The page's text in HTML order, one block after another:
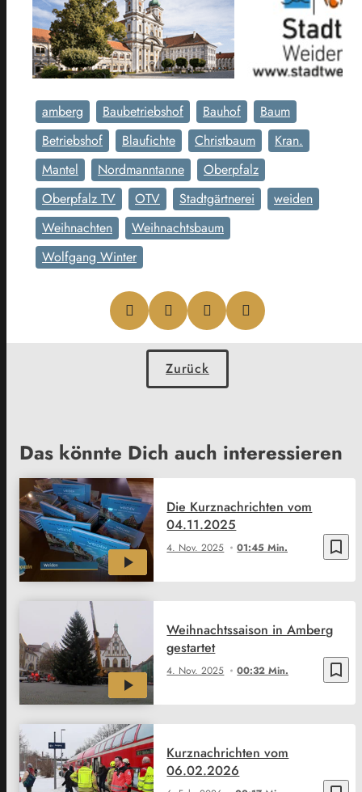
amberg Baubetriebshof Bauhof
Baum
Betriebshof
Blaufichte Christbaum
Kran.
Mantel
Nordmanntanne
Oberpfalz
Oberpfalz TV
OTV Stadtgärtnerei
weiden
Weihnachten
Weihnachtsbaum
Wolfgang Winter
Zurück
Das könnte Dich auch interessieren
bookmark_border
4. Nov. 2025 01:45 Min.
Die Kurznachrichten vom
04.11.2025
bookmark_border
4. Nov. 2025 00:32 Min.
Weihnachtssaison in Amberg
gestartet
Kurznachrichten vom
06.02.2026